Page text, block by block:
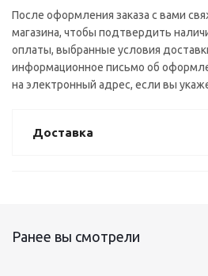
После оформления заказа с вами
магазина, чтобы подтвердить
оплаты, выбранные условия
информационное письмо об
на электронный адрес, если вы
Доставка
Ранее вы смотрели